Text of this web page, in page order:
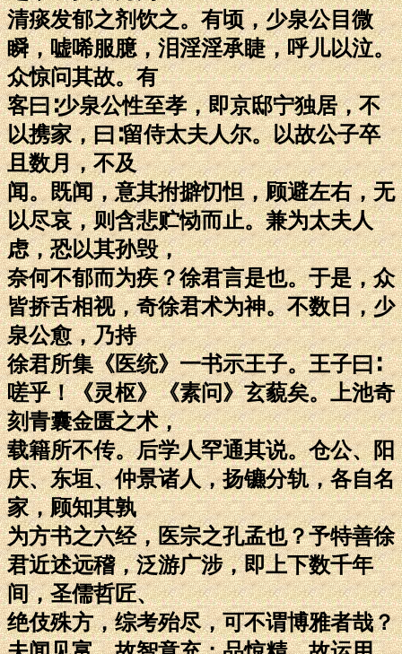
清痰发郁之剂饮之。有顷，少泉公目微
瞬，嘘唏服臆，泪淫淫承睫，呼儿以泣。
众惊问其故。有
客曰∶少泉公性至孝，即京邸宁独居，不
以携家，曰∶留侍太夫人尔。以故公子卒
且数月，不及
闻。既闻，意其拊擗忉怛，顾避左右，无
以尽哀，则含悲贮恸而止。兼为太夫人
虑，恐以其孙毁，
奈何不郁而为疾？徐君言是也。于是，众
皆挢舌相视，奇徐君术为神。不数日，少
泉公愈，乃持
徐君所集《医统》一书示王子。王子曰∶
嗟乎！《灵枢》《素问》玄藐矣。上池奇
刻青囊金匮之术，
载籍所不传。后学人罕通其说。仓公、阳
庆、东垣、仲景诸人，扬镳分轨，各自名
家，顾知其孰
为方书之六经，医宗之孔孟也？予特善徐
君近述远稽，泛游广涉，即上下数千年
间，圣儒哲匠、
绝伎殊方，综考殆尽，可不谓博雅者哉？